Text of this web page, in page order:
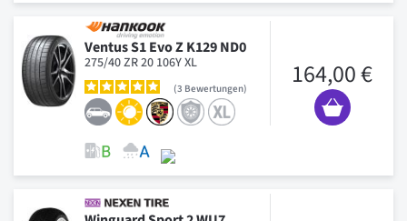
Ventus S1 Evo Z K129 ND0
275/40 ZR 20 106Y XL
3 Bewertungen 164,00 €